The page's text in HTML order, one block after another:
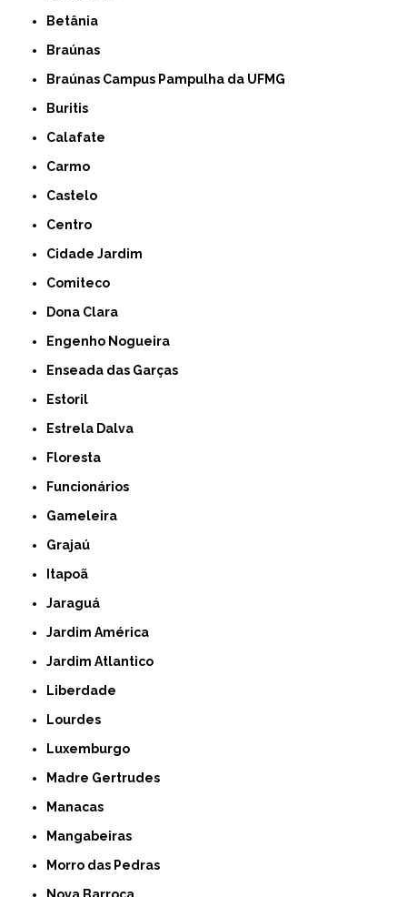
Betânia
Braúnas
Braúnas Campus Pampulha da UFMG
Buritis
Calafate
Carmo
Castelo
Centro
Cidade Jardim
Comiteco
Dona Clara
Engenho Nogueira
Enseada das Garças
Estoril
Estrela Dalva
Floresta
Funcionários
Gameleira
Grajaú
Itapoã
Jaraguá
Jardim América
Jardim Atlantico
Liberdade
Lourdes
Luxemburgo
Madre Gertrudes
Manacas
Mangabeiras
Morro das Pedras
Nova Barroca